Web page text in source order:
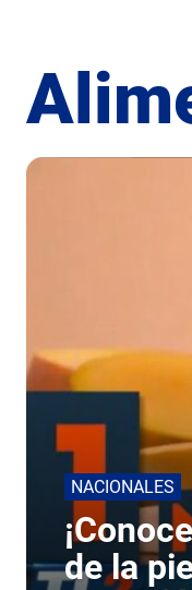
NACIONALES
de la